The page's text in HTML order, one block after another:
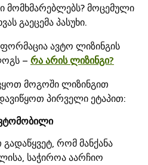
მოცემული
გაეცემა პასუხი.
ავტო ლიზინგის
– რა არის ლიზინგი?
მოგოში ლიზინგით
პირველი ეტაპით:
რომ მანქანა
საჭიროა აარჩიო